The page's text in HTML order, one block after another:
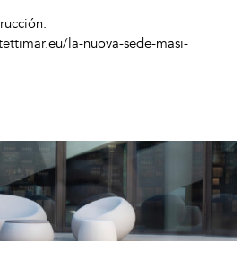
la-nuova-sede-masi-